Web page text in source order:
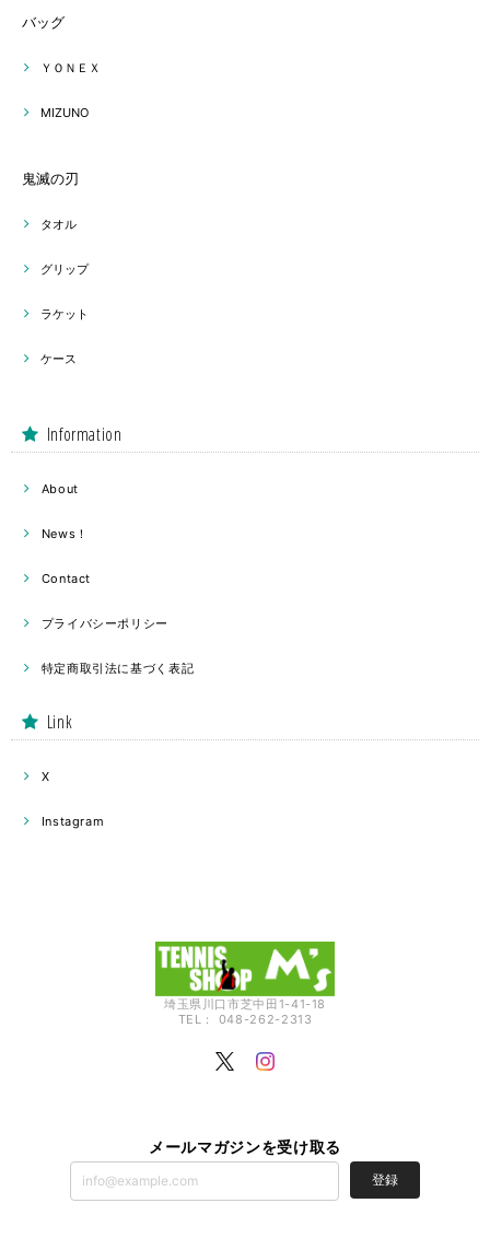
バッグ
ＹＯＮＥＸ
MIZUNO
鬼滅の刃
タオル
グリップ
ラケット
ケース
Information
About
News！
Contact
プライバシーポリシー
特定商取引法に基づく表記
Link
X
Instagram
埼玉県川口市芝中田1-41-18
TEL： 048-262-2313
メールマガジンを受け取る
登録